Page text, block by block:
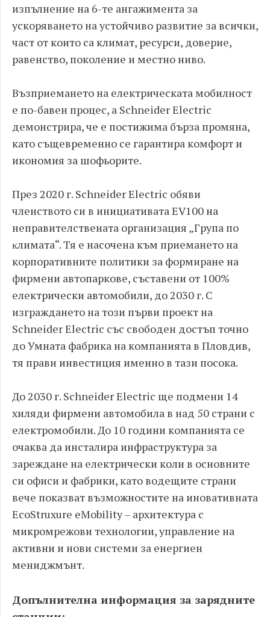
изпълнение на 6-те ангажимента за
ускоряването на устойчиво развитие за всички,
част от които са климат, ресурси, доверие,
равенство, поколение и местно ниво.
Възприемането на електрическата мобилност
е по-бавен процес, а Schneider Electric
демонстрира, че е постижима бърза промяна,
като същевременно се гарантира комфорт и
икономия за шофьорите.
През 2020 г. Schneider Electric обяви
членството си в инициативата ЕV100 на
неправителствената организация „Гpyпa пo
ĸлимaтa“. Тя е насочена към приемането на
корпоративните политики за формиране на
фирмени автопаркове, съставени от 100%
електрически автомобили, до 2030 г. С
изграждането на този първи проект на
Schneider Electric със свободен достъп точно
до Умната фабрика на компанията в Пловдив,
тя прави инвестиция именно в тази посока.
До 2030 г. Schneider Electric ще подмени 14
хиляди фирмени автомобила в над 50 страни с
електромобили. До 10 години компанията се
очаква да инсталира инфраструктура за
зареждане на електрически коли в основните
си офиси и фабрики, като водещите страни
вече показват възможностите на иновативната
ЕсоЅtruхurе еМоbіlіtу – архитектура с
микромрежови технологии, управление на
активни и нови системи за енергиен
мениджмънт.
Допълнителна информация за зарядните